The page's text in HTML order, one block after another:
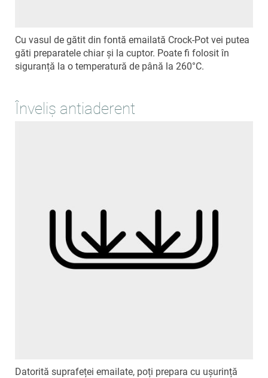
Cu vasul de gătit din fontă emailată Crock-Pot vei putea
găti preparatele chiar și la cuptor. Poate fi folosit în
siguranță la o temperatură de până la 260°C.
Înveliș antiaderent
Datorită suprafeței emailate, poți prepara cu ușurință